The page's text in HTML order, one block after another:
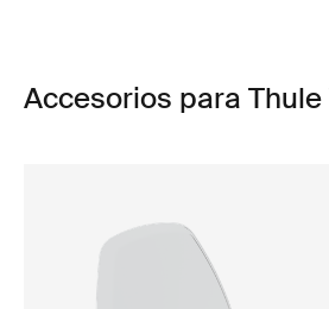
Accesorios para Thule